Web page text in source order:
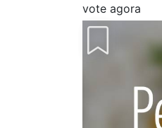
vote agora